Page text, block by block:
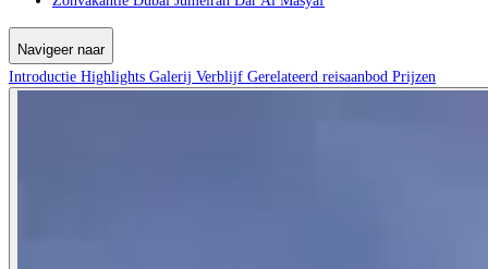
Navigeer naar
Introductie Highlights Galerij Verblijf Gerelateerd reisaanbod Prijzen